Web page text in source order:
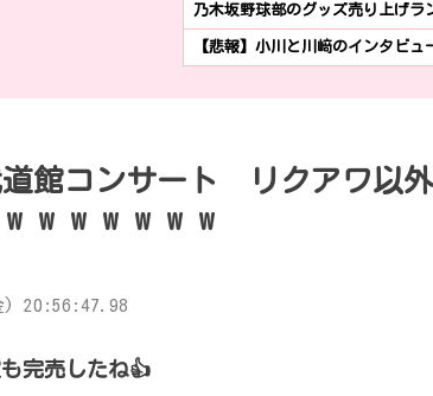
乃木坂野球部のグッズ売り上げ
【悲報】小川と川﨑のインタビ
館コンサート リクアワ以
w w w w w w
) 20:56:47.98
完売したね👍